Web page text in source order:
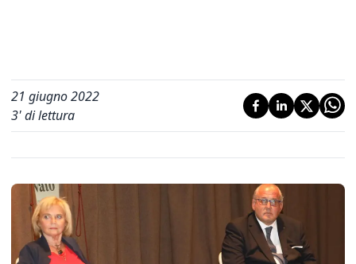
21 giugno 2022
3' di lettura